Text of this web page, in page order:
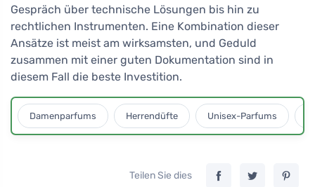
Gespräch über technische Lösungen bis hin zu
rechtlichen Instrumenten. Eine Kombination dieser
Ansätze ist meist am wirksamsten, und Geduld
zusammen mit einer guten Dokumentation sind in
diesem Fall die beste Investition.
Damenparfums Herrendüfte Unisex-Parfums
Teilen Sie dies